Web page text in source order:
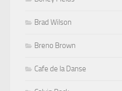
Brad Wilson
Breno Brown
Cafe de la Danse